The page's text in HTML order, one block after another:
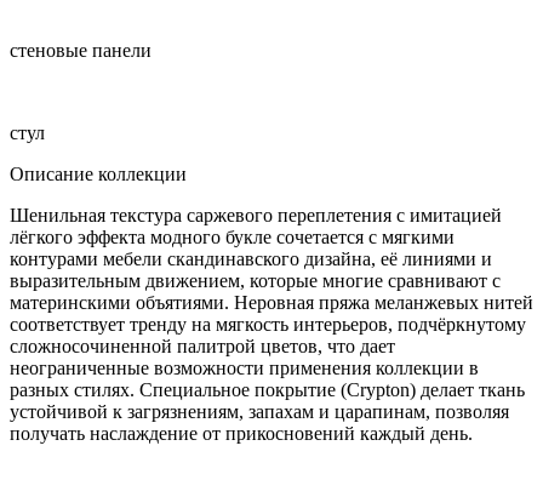
стеновые панели
стул
Описание коллекции
Шенильная текстура саржевого переплетения с имитацией
лёгкого эффекта модного букле сочетается с мягкими
контурами мебели скандинавского дизайна, её линиями и
выразительным движением, которые многие сравнивают с
материнскими объятиями. Неровная пряжа меланжевых нитей
соответствует тренду на мягкость интерьеров, подчёркнутому
сложносочиненной палитрой цветов, что дает
неограниченные возможности применения коллекции в
разных стилях. Специальное покрытие (Crypton) делает ткань
устойчивой к загрязнениям, запахам и царапинам, позволяя
получать наслаждение от прикосновений каждый день.